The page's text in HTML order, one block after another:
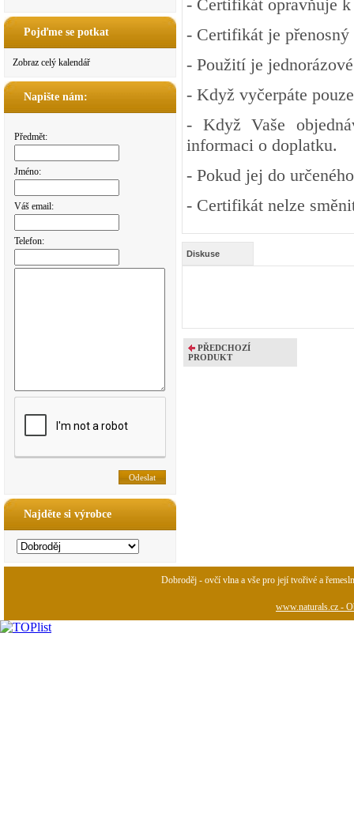
Pojďme se potkat
Zobraz celý kalendář
Napište nám:
Předmět:
Jméno:
Váš email:
Telefon:
Najděte si výrobce
- Certifikát opravňuje
- Certifikát je
- Použití je
- Když vyčerpáte
- Když Vaše
informaci o doplatku.
- Pokud jej do
- Certifikát nelze
Diskuse
PŘEDCHOZÍ
PRODUKT
Dobroděj - ovčí vlna a vše pro její tvořivé a
www.naturals.cz -